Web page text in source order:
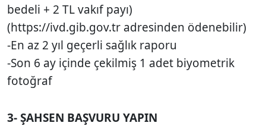
bedeli + 2 TL vakıf payı)
(https://ivd.gib.gov.tr adresinden ödenebilir)
-En az 2 yıl geçerli sağlık raporu
-Son 6 ay içinde çekilmiş 1 adet biyometrik
fotoğraf
3- ŞAHSEN BAŞVURU YAPIN